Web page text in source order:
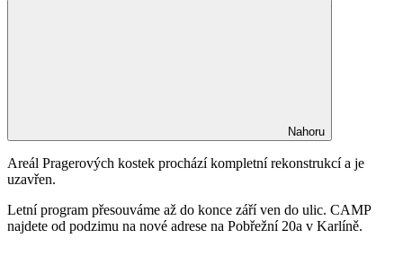
Nahoru
Areál Pragerových kostek prochází kompletní rekonstrukcí a je
uzavřen.
Letní program přesouváme až do konce září ven do ulic. CAMP
najdete od podzimu na nové adrese na Pobřežní 20a v Karlíně.